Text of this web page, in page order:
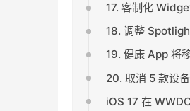
17. 客制化
18. 调整
19. 健康 App 将
20. 取消 5 款设
iOS 17 在